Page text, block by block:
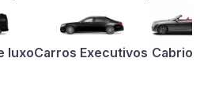
luxoCarros Executivos